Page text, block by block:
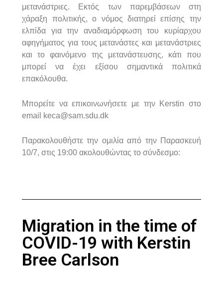
μετανάστριες. Εκτός των παρεμβάσεων
στη
χάραξη
πολιτικής,ο νόμος διατηρεί επίσης
την
ελπίδα
για την αναδιαμόρφωση του
κυρίαρχου
αφηγήματος για τους μετανάστες και μετανάστριες
και
το φαινόμενο της μετανάστευσης, κάτι
που
μπορεί
να έχει εξίσου σημαντικά
πολιτικά
επακόλουθα.
Μπορείτε να επικοινωνήσετε με τηνKerstin στο
email keca@sam.sdu.dk
Παρακολουθήστε την ομιλία από την Παρασκευή
10/7, στις 19:00 ακολουθώντας το σύνδεσμο:
Migration in the time of
COVID-19 with Kerstin
Bree Carlson